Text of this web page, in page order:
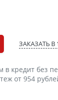
ЗАКАЗАТЬ В
в кредит без
от 954